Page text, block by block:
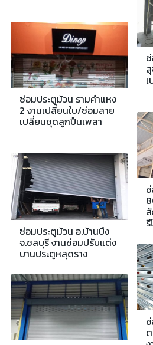
ซ่อมประตูม้วน รามคำแหง
2 งานเปลี่ยนใบ/ซ่อมลาย
เปลี่ยนชุดลูกปืนเพลา
ซ่อมประตูม้วน อ.บ้านบึง
จ.ชลบุรี งานซ่อมปรับแต่ง
บานประตูหลุดราง